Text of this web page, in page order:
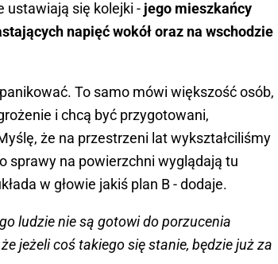
ustawiają się kolejki - jego mieszkańcy
napięć wokół oraz na wschodzie
To samo mówi większość osób,
i chcą być przygotowani,
że na przestrzeni lat wykształciliśmy
sprawy na powierzchni wyglądają tu
w głowie jakiś plan B - dodaje.
ludzie nie są gotowi do porzucenia
jeżeli coś takiego się stanie, będzie już za